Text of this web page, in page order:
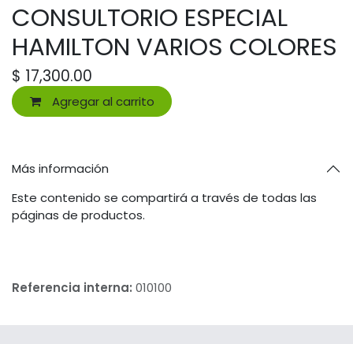
CONSULTORIO ESPECIAL
HAMILTON VARIOS COLORES
$ 17,300.00
Agregar al carrito
Más información
Este contenido se compartirá a través de todas las
páginas de productos.
Referencia interna: 010100